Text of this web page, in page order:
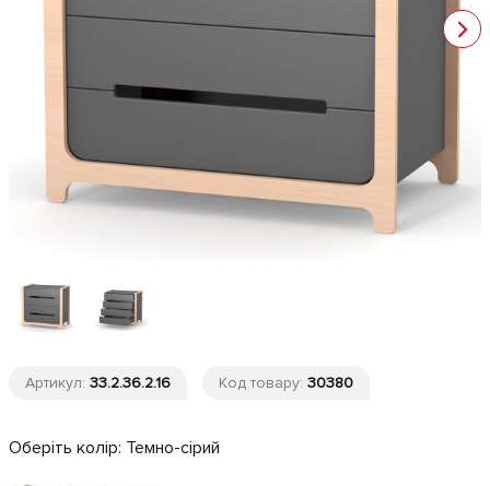
Артикул: 33.2.36.2.16 Код товару: 30380
Оберіть колір: Темно-сірий